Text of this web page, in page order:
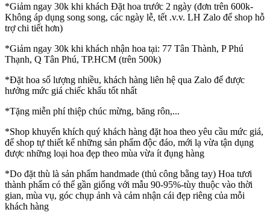
*Giảm ngay 30k khi khách Đặt hoa trước 2 ngày (đơn trên 600k-
Không áp dụng song song, các ngày lễ, tết .v.v. LH Zalo để shop hỗ
trợ chi tiết hơn)
*Giảm ngay 30k khi khách nhận hoa tại: 77 Tân Thành, P Phú
Thạnh, Q Tân Phú, TP.HCM (trên 500k)
*Đặt hoa số lượng nhiều, khách hàng liên hệ qua Zalo để được
hưởng mức giá chiếc khấu tốt nhất
*Tặng miễn phí thiệp chúc mừng, băng rôn,...
*Shop khuyến khích quý khách hàng đặt hoa theo yêu cầu mức giá,
để shop tự thiết kế những sản phẩm độc đáo, mới lạ vừa tận dụng
được những loại hoa đẹp theo mùa vừa ít đụng hàng
*Do đặt thù là sản phẩm handmade (thủ công bằng tay) Hoa tươi
thành phẩm có thể gần giống với mẫu 90-95%-tùy thuộc vào thời
gian, mùa vụ, góc chụp ảnh và cảm nhận cái đẹp riêng của mỗi
khách hàng